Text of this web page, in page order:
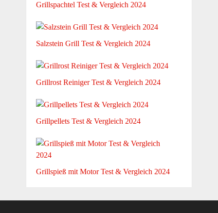
Grillspachtel Test & Vergleich 2024
Salzstein Grill Test & Vergleich 2024
Grillrost Reiniger Test & Vergleich 2024
Grillpellets Test & Vergleich 2024
Grillspieß mit Motor Test & Vergleich 2024